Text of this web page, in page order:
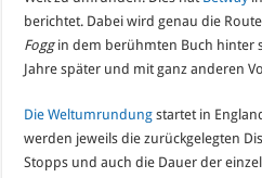
berichtet. Dabei wird genau die
Foggin dem berühmten Buch hinter
Jahre später und mit ganz anderen
Die Weltumrundung startet in
werden jeweils die zurückgelegten
Stopps und auch die Dauer der